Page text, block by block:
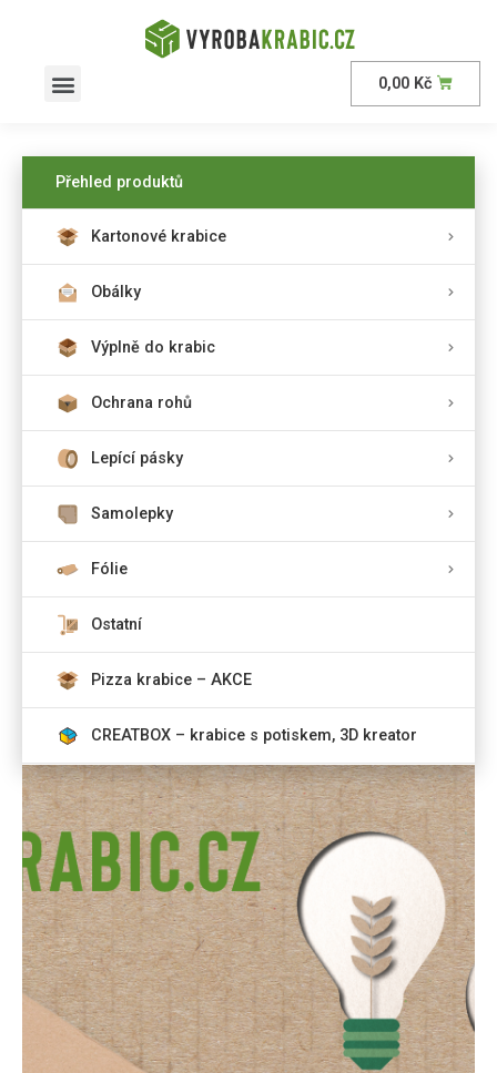
0,00 Kč
Přehled produktů
Kartonové krabice
Obálky
Výplně do krabic
Ochrana rohů
Lepící pásky
Samolepky
Fólie
Ostatní
Pizza krabice – AKCE
CREATBOX – krabice s potiskem, 3D kreator